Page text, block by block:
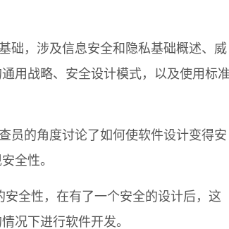
础，涉及信息安全和隐私基础概述、威
用战略、安全设计模式，以及使用标
员的角度讨论了如何使软件设计变得安
全性。
全性，在有了一个安全的设计后，这
况下进行软件开发。